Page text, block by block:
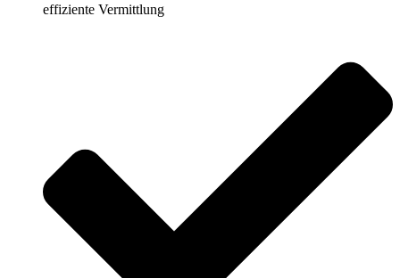
effiziente Vermittlung